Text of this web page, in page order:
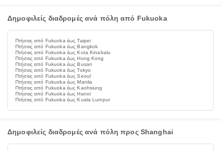
Δημοφιλείς διαδρομές ανά πόλη από Fukuoka
Πτήσεις από Fukuoka έως Taipei
Πτήσεις από Fukuoka έως Bangkok
Πτήσεις από Fukuoka έως Kota Kinabalu
Πτήσεις από Fukuoka έως Hong Kong
Πτήσεις από Fukuoka έως Busan
Πτήσεις από Fukuoka έως Tokyo
Πτήσεις από Fukuoka έως Seoul
Πτήσεις από Fukuoka έως Manila
Πτήσεις από Fukuoka έως Kaohsiung
Πτήσεις από Fukuoka έως Hanoi
Πτήσεις από Fukuoka έως Kuala Lumpur
Δημοφιλείς διαδρομές ανά πόλη προς Shanghai